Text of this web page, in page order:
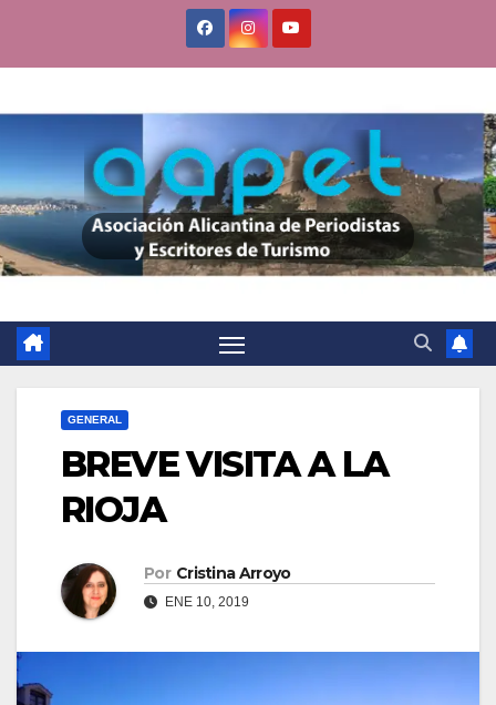
GENERAL
BREVE VISITA A LA
RIOJA
Por Cristina Arroyo
ENE 10, 2019